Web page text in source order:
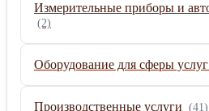
Измерительные приборы и
(2)
Оборудование для сферы услуг
Производственные услуги (41)